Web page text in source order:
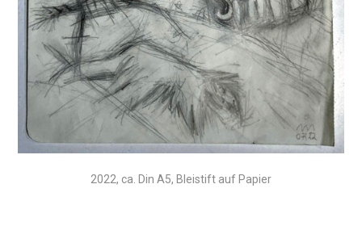
2022, ca. Din A5, Bleistift auf Papier